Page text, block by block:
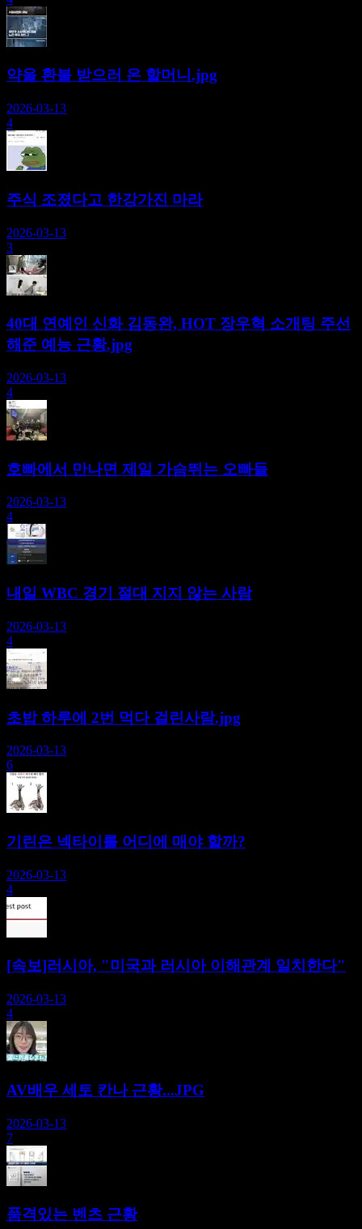
약을 환불 받으러 온 할머니.jpg
2026-03-13
4
주식 조졌다고 한강가진 마라
2026-03-13
3
40대 연예인 신화 김동완, HOT 장우혁 소개팅 주선
해준 예능 근황.jpg
2026-03-13
4
호빠에서 만나면 제일 가슴뛰는 오빠들
2026-03-13
4
내일 WBC 경기 절대 지지 않는 사람
2026-03-13
4
초밥 하루에 2번 먹다 걸린사람.jpg
2026-03-13
6
기린은 넥타이를 어디에 매야 할까?
2026-03-13
4
[속보]러시아, "미국과 러시아 이해관계 일치한다"
2026-03-13
4
AV배우 세토 칸나 근황...JPG
2026-03-13
7
품격있는 벤츠 근황